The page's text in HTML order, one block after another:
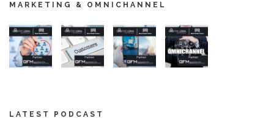
MARKETING & OMNICHANNEL
LATEST PODCAST